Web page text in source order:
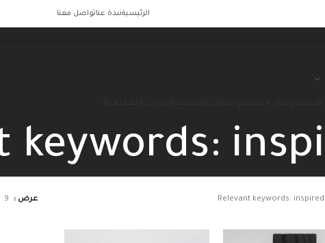
الرئيسيةنبذة عناتواصل معنا
keywords:
Relevant keywords: عرض 9